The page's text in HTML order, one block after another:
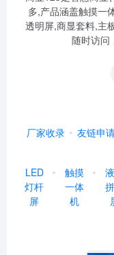
多,产品涵盖触摸一
透明屏,商显套料,主
随时访问
厂家收录 友链申
LED
灯杆
屏
触摸
一体
机